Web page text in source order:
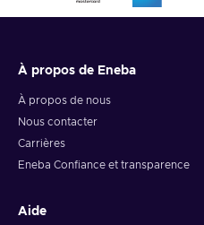
À propos de Eneba
À propos de nous
Nous contacter
Carrières
Eneba Confiance et transparence
Aide